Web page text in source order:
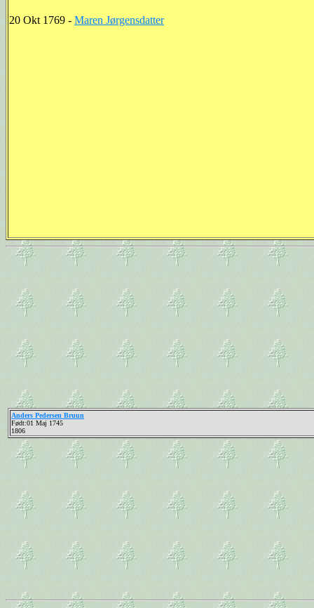
20 Okt 1769 - Maren Jørgensdatter
Anders Pedersen Bruun
Født:01 Maj 1745
1806